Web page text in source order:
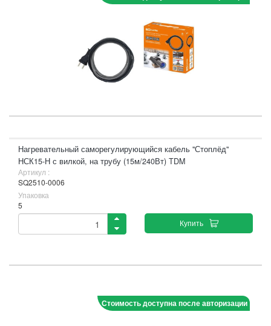
Нагревательный саморегулирующийся кабель "Стоплёд"
НСК15-Н с вилкой, на трубу (15м/240Вт) TDM
Артикул :
SQ2510-0006
Упаковка
5
Купить
Стоимость доступна после авторизации